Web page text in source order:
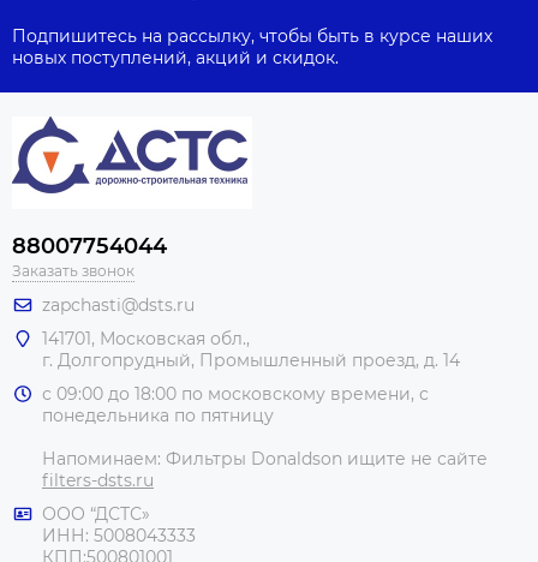
Подпишитесь на рассылку, чтобы быть в курсе наших
новых поступлений, акций и скидок.
88007754044
Заказать звонок
zapchasti@dsts.ru
141701, Московская обл.,
г. Долгопрудный, Промышленный проезд, д. 14
с 09:00 до 18:00 по московскому времени, с
понедельника по пятницу
Напоминаем: Фильтры Donaldson ищите не сайте
filters-dsts.ru
ООО “ДСТС»
ИНН: 5008043333
КПП:500801001